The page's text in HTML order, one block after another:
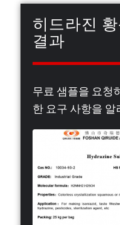
히드라진
결과
무료 샘플을 요청
한 요구 사항을 알